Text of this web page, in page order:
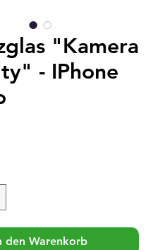
"Kamera
- IPhone
den Warenkorb